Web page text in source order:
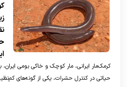
کرمک‌مار ایرانی، مار کوچک و خاکی بومی
حیاتی در کنترل حشرات، یکی از گونه‌های